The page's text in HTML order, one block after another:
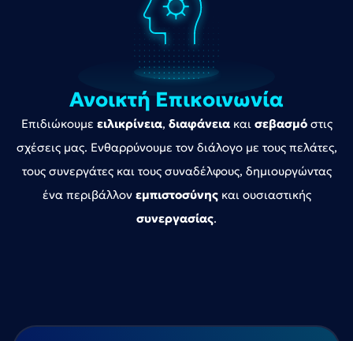
Ανοικτή Επικοινωνία
Επιδιώκουμε ειλικρίνεια, διαφάνειακαι σεβασμόστις
σχέσεις μας. Ενθαρρύνουμε τον διάλογο με τους πελάτες,
τους συνεργάτες και τους συναδέλφους, δημιουργώντας
ένα περιβάλλον εμπιστοσύνηςκαι ουσιαστικής
συνεργασίας.